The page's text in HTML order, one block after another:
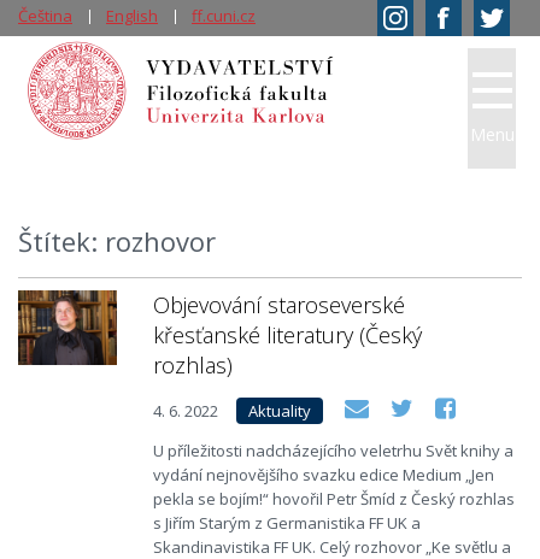
Štítek: rozhovor
Objevování staroseverské
křesťanské literatury (Český
rozhlas)
4. 6. 2022
Aktuality
U příležitosti nadcházejícího veletrhu Svět knihy a
vydání nejnovějšího svazku edice Medium „Jen
pekla se bojím!“ hovořil Petr Šmíd z Český rozhlas
s Jiřím Starým z Germanistika FF UK a
Skandinavistika FF UK. Celý rozhovor „Ke světlu a
Menu
Čeština English ff.cuni.cz